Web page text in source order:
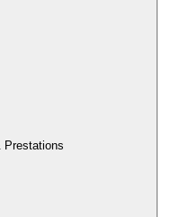
Prestations